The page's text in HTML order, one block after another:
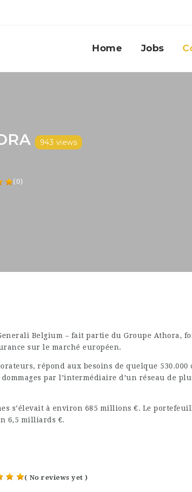
Home Jobs
943 views
(0)
Belgium – fait partie du Groupe Athora,
sur le marché européen.
répond aux besoins de quelque
par l’intermédiaire d’un réseau de
s’élevait à environ 685 millions €. Le
6,5 milliards €.
( No reviews yet )